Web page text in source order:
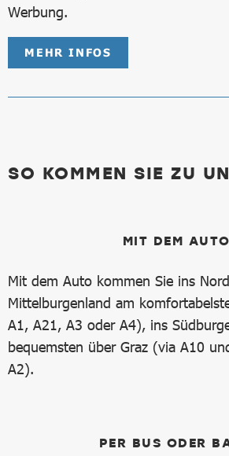
Werbung.
MEHR INFOS
SO KOMMEN SIE ZU
MIT DEM AUTO
Mit dem Auto kommen Sie ins
Mittelburgenland am
A1, A21, A3 oder A4), ins
bequemsten über Graz (via A10
A2).
PER BUS ODER